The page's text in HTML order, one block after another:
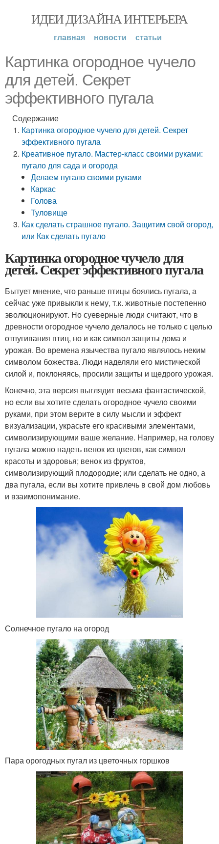
ИДЕИ ДИЗАЙНА ИНТЕРЬЕРА
главная новости статьи
Картинка огородное чучело
для детей. Секрет
эффективного пугала
Содержание
Картинка огородное чучело для детей. Секрет
эффективного пугала
Креативное пугало. Мастер-класс своими руками:
пугало для сада и огорода
Делаем пугало своими руками
Каркас
Голова
Туловище
Как сделать страшное пугало. Защитим свой огород,
или Как сделать пугало
Картинка огородное чучело для
детей. Секрет эффективного пугала
Бытует мнение, что раньше птицы боялись пугала, а
сейчас уже привыкли к нему, т.к. животные постепенно
эволюционируют. Но суеверные люди считают, что в
древности огородное чучело делалось не только с целью
отпугивания птиц, но и как символ защиты дома и
урожая. Во времена язычества пугало являлось неким
символом божества. Люди наделяли его мистической
силой и, поклоняясь, просили защиты и щедрого урожая.
Конечно, эта версия выглядит весьма фантастической,
но если вы хотите сделать огородное чучело своими
руками, при этом верите в силу мысли и эффект
визуализации, украсьте его красивыми элементами,
символизирующими ваше желание. Например, на голову
пугала можно надеть венок из цветов, как символ
красоты и здоровья; венок из фруктов,
символизирующий плодородие; или сделать не одно, а
два пугала, если вы хотите привлечь в свой дом любовь
и взаимопонимание.
Солнечное пугало на огород
Пара орогодных пугал из цветочных горшков